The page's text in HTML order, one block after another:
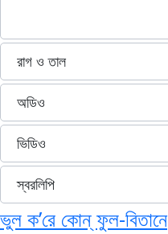
রাগ ও তাল
অডিও
ভিডিও
স্বরলিপি
ভুল ক’রে কোন্ ফুল-বিতানে